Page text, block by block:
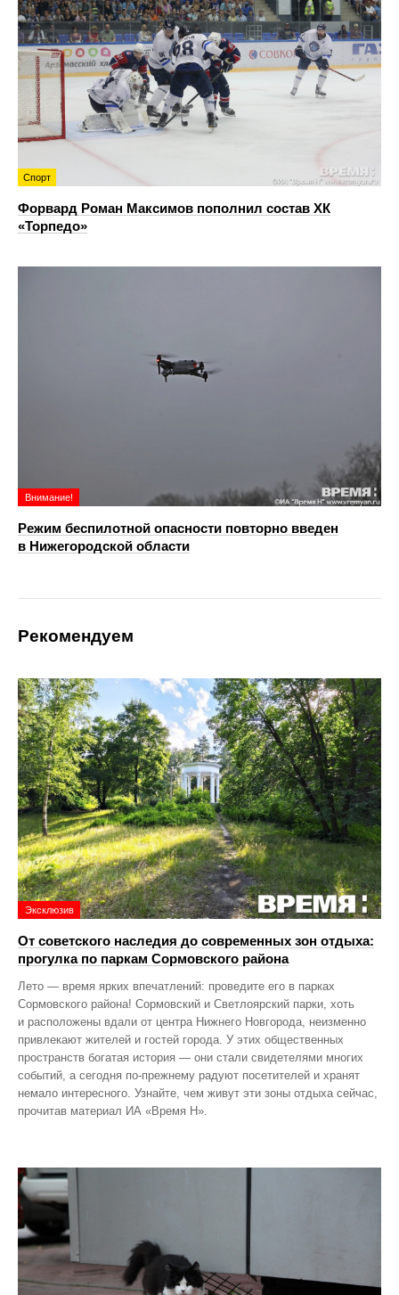
Спорт
Форвард Роман Максимов пополнил состав ХК
«Торпедо»
Внимание!
Режим беспилотной опасности повторно введен
в Нижегородской области
Рекомендуем
Эксклюзив
От советского наследия до современных зон отдыха:
прогулка по паркам Сормовского района
Лето — время ярких впечатлений: проведите его в парках
Сормовского района! Сормовский и Светлоярский парки, хоть
и расположены вдали от центра Нижнего Новгорода, неизменно
привлекают жителей и гостей города. У этих общественных
пространств богатая история — они стали свидетелями многих
событий, а сегодня по‑прежнему радуют посетителей и хранят
немало интересного. Узнайте, чем живут эти зоны отдыха сейчас,
прочитав материал ИА «Время Н».